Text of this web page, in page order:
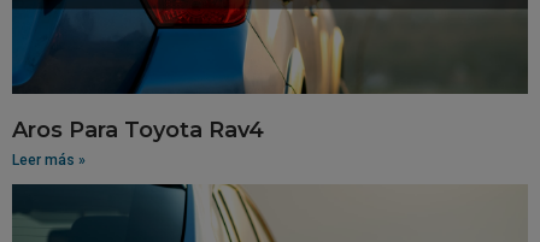
Aros Para Toyota Rav4
Leer más »